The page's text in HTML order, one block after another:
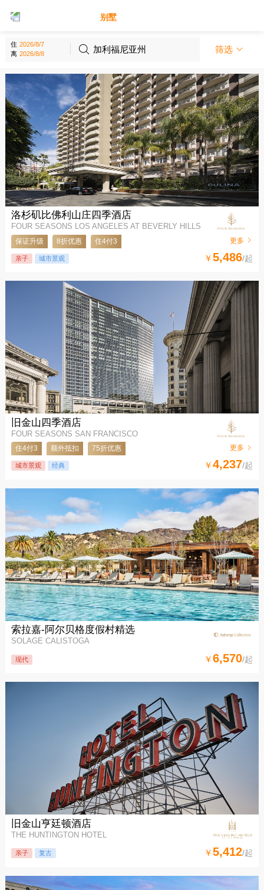
别墅
住
离
加利福尼亚州 筛选
洛杉矶比佛利山庄四季酒店
FOUR SEASONS LOS ANGELES AT BEVERLY HILLS
保证升级 8折优惠 住4付3 更多
亲子 城市景观 ￥5,486/起
旧金山四季酒店
FOUR SEASONS SAN FRANCISCO
住4付3 额外抵扣 75折优惠 更多
城市景观 经典 ￥4,237/起
索拉嘉-阿尔贝格度假村精选
SOLAGE CALISTOGA
现代 ￥6,570/起
旧金山亨廷顿酒店
THE HUNTINGTON HOTEL
亲子 复古 ￥5,412/起